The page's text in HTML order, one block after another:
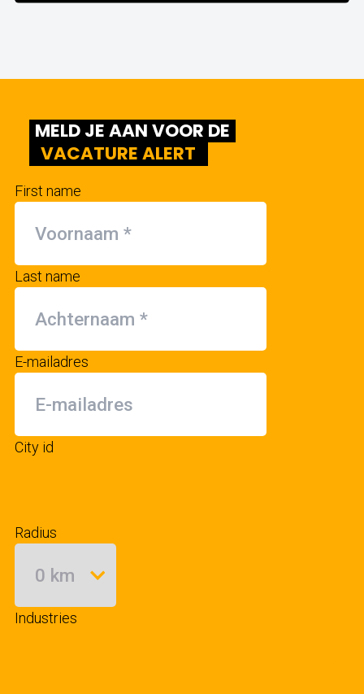
MELD JE AAN VOOR DE
VACATURE ALERT
First name
Last name
E-mailadres
City id
Radius
Industries